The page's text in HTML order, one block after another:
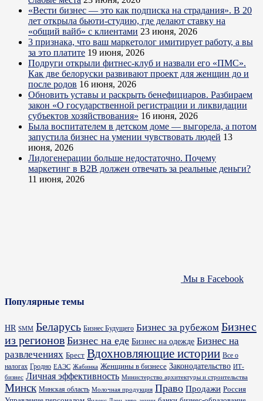
«Вести бизнес — это как подписка на страдания». В 20
лет открыла бьюти-студию, где делают ставку на
«общий вайб» с клиентами 23 июня, 2026
3 признака, что ваш маркетолог имитирует работу, а вы
за это платите 19 июня, 2026
Подруги открыли фитнес-клуб и назвали его «ПМС».
Как две белоруски развивают проект для женщин до и
после родов 16 июня, 2026
Обновить уставы и раскрыть бенефициаров. Разбираем
закон «О государственной регистрации и ликвидации
субъектов хозяйствования» 16 июня, 2026
Была воспитателем в детском доме — выгорела, а потом
запустила бизнес на умении чувствовать людей 13
июня, 2026
Лидогенерации больше недостаточно. Почему
маркетинг в B2B должен отвечать за реальные деньги?
11 июня, 2026
Мы в Facebook
Популярные темы
HR SMM Беларусь Бизнес Будущего Бизнес за рубежом Бизнес
из регионов Бизнес на еде Бизнес на одежде Бизнес на
развлечениях Брест Вдохновляющие истории Все о
налогах Гродно ЕАЭС Жабинка Женщины в бизнесе Законодательство ИТ-
бизнес Личная эффективность Министерство архитектуры и строительства
Минск Минская область Молочная продукция Право Продажи Россия